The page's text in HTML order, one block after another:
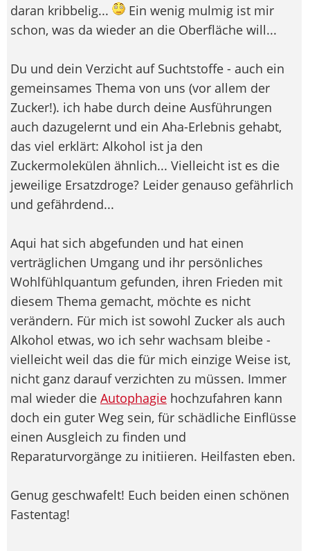
daran kribbelig...
Ein wenig mulmig ist mir
schon, was da wieder an die Oberfläche will...
Du und dein Verzicht auf Suchtstoffe - auch ein
gemeinsames Thema von uns (vor allem der
Zucker!). ich habe durch deine Ausführungen
auch dazugelernt und ein Aha-Erlebnis gehabt,
das viel erklärt: Alkohol ist ja den
Zuckermolekülen ähnlich... Vielleicht ist es die
jeweilige Ersatzdroge? Leider genauso gefährlich
und gefährdend...
Aqui hat sich abgefunden und hat einen
verträglichen Umgang und ihr persönliches
Wohlfühlquantum gefunden, ihren Frieden mit
diesem Thema gemacht, möchte es nicht
verändern. Für mich ist sowohl Zucker als auch
Alkohol etwas, wo ich sehr wachsam bleibe -
vielleicht weil das die für mich einzige Weise ist,
nicht ganz darauf verzichten zu müssen. Immer
mal wieder die Autophagie hochzufahren kann
doch ein guter Weg sein, für schädliche Einflüsse
einen Ausgleich zu finden und
Reparaturvorgänge zu initiieren. Heilfasten eben.
Genug geschwafelt! Euch beiden einen schönen
Fastentag!